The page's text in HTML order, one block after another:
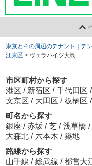
東京とその周辺のテナント｜テ
江東区 > ヴェラハイツ大島
市区町村から探す
港区 / 新宿区 / 千代田区 /
文京区 / 大田区 / 板橋区 /
町名から探す
銀座 / 赤坂 / 芝 / 浅草橋 /
大森北 / 六本木 / 築地
路線から探す
山手線 / 総武線 / 都営大